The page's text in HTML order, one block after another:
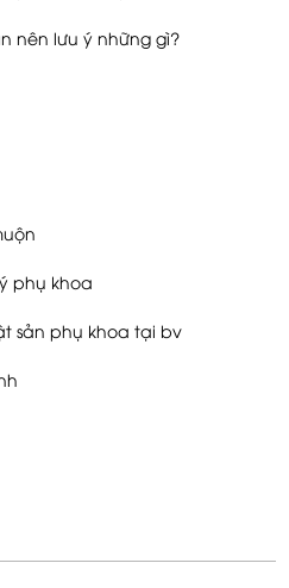
nên lưu ý những gì?
phụ khoa
sản phụ khoa tại bv